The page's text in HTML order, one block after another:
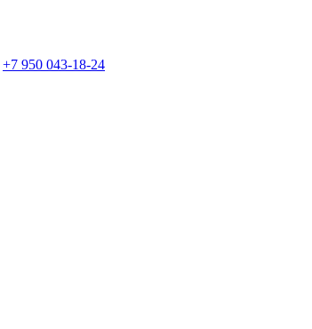
+7 950 043-18-24